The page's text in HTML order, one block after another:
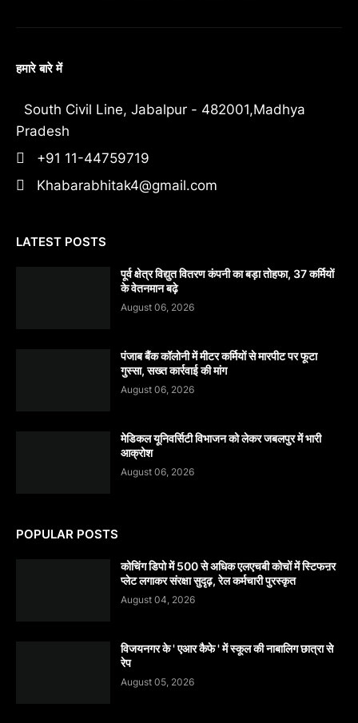
हमारे बारे में
South Civil Line, Jabalpur - 482001,Madhya
Pradesh
+91 11-44759719
Khabarabhitak4@gmail.com
LATEST POSTS
पूर्व क्षेत्र विद्युत वितरण कंपनी का बड़ा तोहफा, 37 कर्मियों
के वेतनमान बढ़े
August 06, 2026
पंजाब बैंक कॉलोनी में मीटर कर्मियों से मारपीट पर फूटा
गुस्सा, सख्त कार्रवाई की मांग
August 06, 2026
मेडिकल यूनिवर्सिटी विभाजन को लेकर जबलपुर में भारी
आक्रोश
August 06, 2026
POPULAR POSTS
कोचिंग डिपो में 500 से अधिक एलएचबी कोचों में स्टिफऩर
प्लेट लगाकर संरक्षा सुदृढ़, रेल कर्मचारी पुरस्कृत
August 04, 2026
विजयनगर के ' एआर कैफे ' में स्कूल की नाबालिग छात्रा से
रेप
August 05, 2026